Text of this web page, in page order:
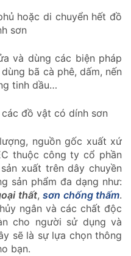
hoặc di chuyển hết đồ
sơn
và dùng các biện pháp
bã cà phê, dấm, nến
tinh dầu…
đồ vật có dính sơn
nguồn gốc xuất xứ
thuộc công ty cổ phần
xuất trên dây chuyền
sản phẩm đa dạng như:
thất,sơn chống thấm.
ngân và các chất độc
cho người sử dụng và
sẽ là sự lựa chọn thông
bạn.